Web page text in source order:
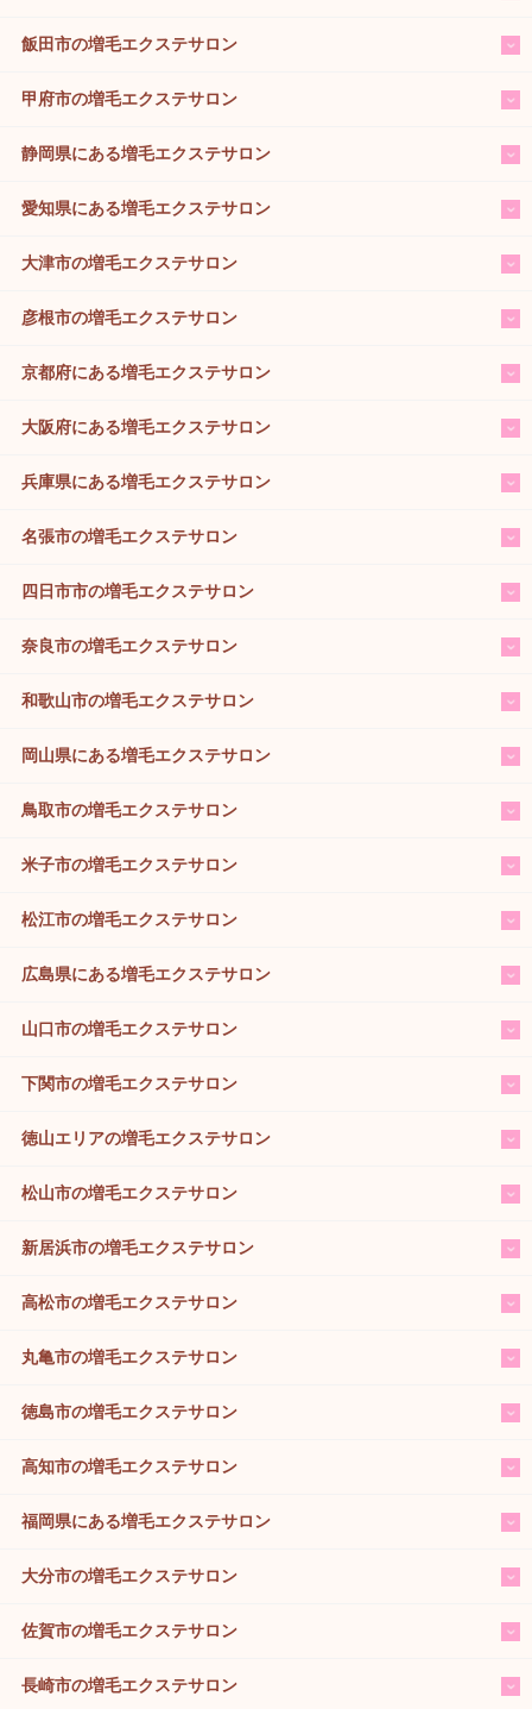
飯田市の増毛エクステサロン
甲府市の増毛エクステサロン
静岡県にある増毛エクステサロン
愛知県にある増毛エクステサロン
大津市の増毛エクステサロン
彦根市の増毛エクステサロン
京都府にある増毛エクステサロン
大阪府にある増毛エクステサロン
兵庫県にある増毛エクステサロン
名張市の増毛エクステサロン
四日市市の増毛エクステサロン
奈良市の増毛エクステサロン
和歌山市の増毛エクステサロン
岡山県にある増毛エクステサロン
鳥取市の増毛エクステサロン
米子市の増毛エクステサロン
松江市の増毛エクステサロン
広島県にある増毛エクステサロン
山口市の増毛エクステサロン
下関市の増毛エクステサロン
徳山エリアの増毛エクステサロン
松山市の増毛エクステサロン
新居浜市の増毛エクステサロン
高松市の増毛エクステサロン
丸亀市の増毛エクステサロン
徳島市の増毛エクステサロン
高知市の増毛エクステサロン
福岡県にある増毛エクステサロン
大分市の増毛エクステサロン
佐賀市の増毛エクステサロン
長崎市の増毛エクステサロン